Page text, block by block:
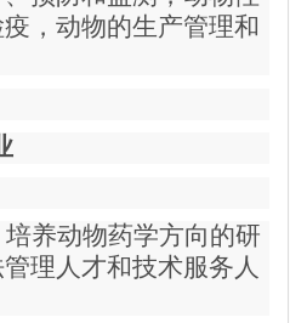
，动物的生产管理和
培养动物药学方向的研
理人才和技术服务人